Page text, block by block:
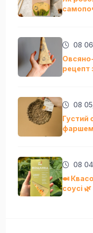
08
рецепт
08
Густий
08
🍛
соусі 🌿